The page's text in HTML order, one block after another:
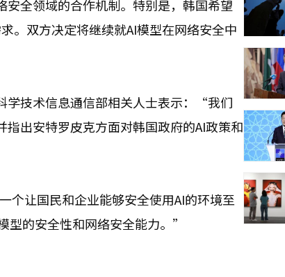
安全领域的合作机制。特别是，韩国希望
。双方决定将继续就AI模型在网络安全中
学技术信息通信部相关人士表示：“我们
出安特罗皮克方面对韩国政府的AI政策和
个让国民和企业能够安全使用AI的环境至
的安全性和网络安全能力。”